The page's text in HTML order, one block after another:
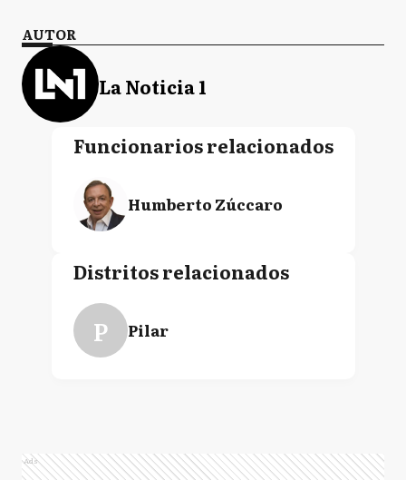
AUTOR
La Noticia 1
Funcionarios relacionados
Humberto Zúccaro
Distritos relacionados
P Pilar
Ads